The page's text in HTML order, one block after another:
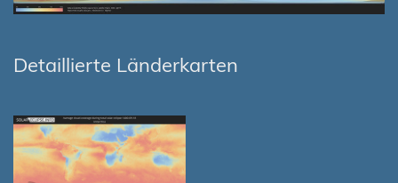
Detaillierte Länderkarten